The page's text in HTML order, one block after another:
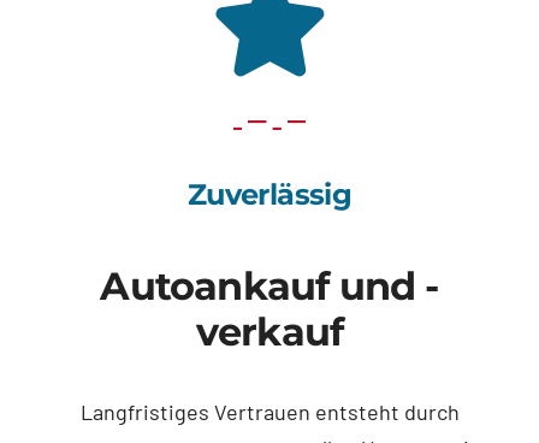
Zuverlässig
Autoankauf und -
verkauf
Langfristiges Vertrauen entsteht durch